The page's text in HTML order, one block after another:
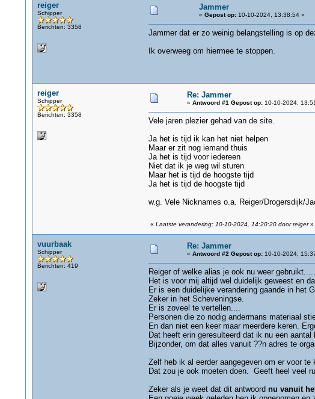
reiger
Schipper
Berichten: 3358
Jammer
« Gepost op:10-10-2024, 13:38:54 »
Jammer dat er zo weinig belangstelling is op
Ik overweeg om hiermee te stoppen.
reiger
Schipper
Berichten: 3358
Re: Jammer
« Antwoord #1 Gepost op:10-10-2024,
Vele jaren plezier gehad van de site.
Ja het is tijd ik kan het niet helpen
Maar er zit nog iemand thuis
Ja het is tijd voor iedereen
Niet dat ik je weg wil sturen
Maar het is tijd de hoogste tijd
Ja het is tijd de hoogste tijd
w.g. Vele Nicknames o.a. Reiger/Drogersdijk/
« Laatste verandering: 10-10-2024, 14:20:20 door reiger»
vuurbaak
Schipper
Berichten: 419
Re: Jammer
« Antwoord #2 Gepost op:10-10-2024,
Reiger of welke alias je ook nu weer gebruikt.....
Het is voor mij altijd wel duidelijk geweest en
Er is een duidelijke verandering gaande in het
Zeker in het Scheveningse.
Er is zoveel te vertellen....
Personen die zo nodig andermans materiaal
En dan niet een keer maar meerdere keren.
Dat heeft erin geresulteerd dat ik nu een
Bijzonder, om dat alles vanuit ??n adres te
Zelf heb ik al eerder aangegeven om er voor
Dat zou je ook moeten doen. Geeft heel veel
Zeker als je weet dat dit antwoord nu vanuit